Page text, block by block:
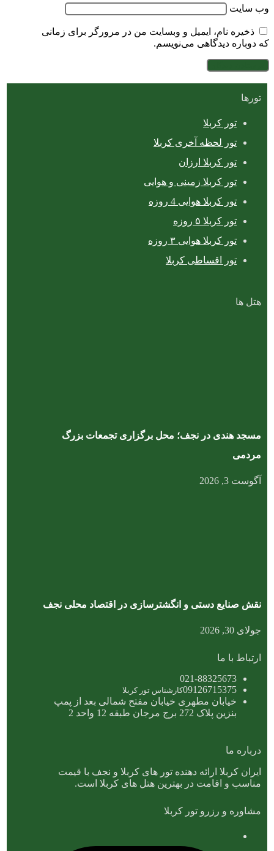
وب‌ سایت
ذخیره نام، ایمیل و وبسایت من در مرورگر برای زمانی
که دوباره دیدگاهی می‌نویسم.
تورها
تور کربلا
تور لحظه آخری کربلا
تور کربلا ارزان
تور کربلا زمینی و هوایی
تور کربلا هوایی 4 روزه
تور کربلا ۵ روزه
تور کربلا هوایی ۳ روزه
تور اقساطی کربلا
هتل ها
مسجد هندی در نجف؛ محل برگزاری تجمعات بزرگ
مردمی
آگوست 3, 2026
نقش صنایع دستی و انگشترسازی در اقتصاد محلی نجف
جولای 30, 2026
ارتباط با ما
021-88325673
09126715375کارشناس تور کربلا
خیابان مطهری خیابان مفتح شمالی بعد از پمپ
بنزین پلاک 272 برج مرجان طبقه 12 واحد 2
درباره ما
ایران کربلا ارائه دهنده تور های کربلا و نجف با قیمت
مناسب و اقامت در بهترین هتل های کربلا است.
مشاوره و رزرو تور کربلا